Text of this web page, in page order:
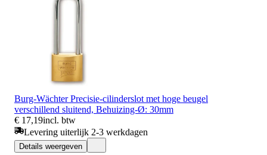
Burg-Wächter Precisie-cilinderslot met hoge beugel
verschillend sluitend, Behuizing-Ø: 30mm
€ 17,19incl. btw
Levering uiterlijk 2-3 werkdagen
Details weergeven